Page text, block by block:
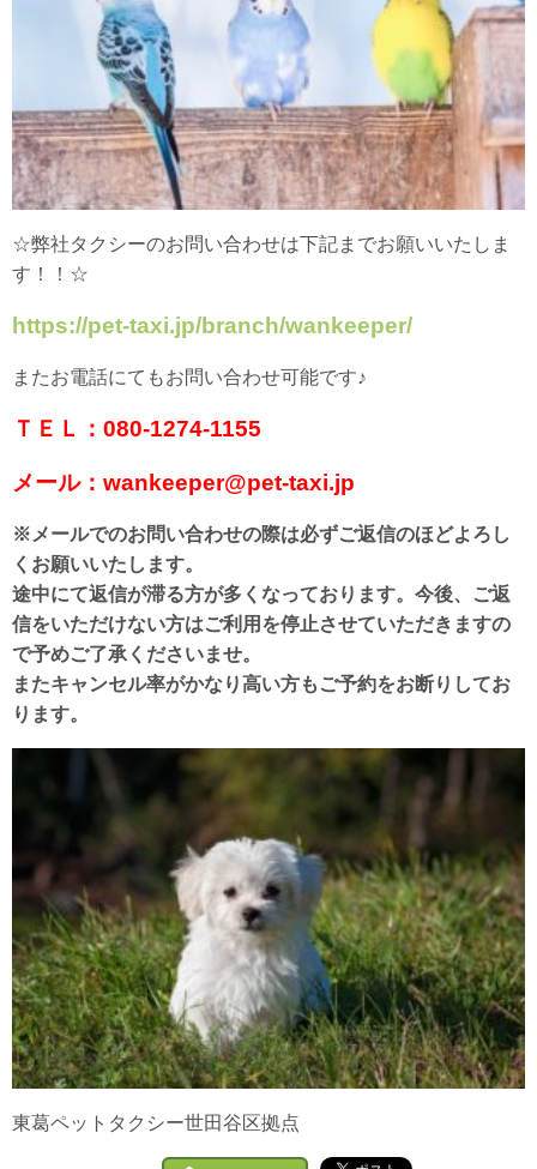
☆弊社タクシーのお問い合わせは下記までお願いいたしま
す！！☆
https://pet-taxi.jp/branch/wankeeper/
またお電話にてもお問い合わせ可能です♪
ＴＥＬ：080-1274-1155
メール：wankeeper@pet-taxi.jp
※メールでのお問い合わせの際は必ずご返信のほどよろし
くお願いいたします。
途中にて返信が滞る方が多くなっております。今後、ご返
信をいただけない方はご利用を停止させていただきますの
で予めご了承くださいませ。
またキャンセル率がかなり高い方もご予約をお断りしてお
ります。
東葛ペットタクシー世田谷区拠点